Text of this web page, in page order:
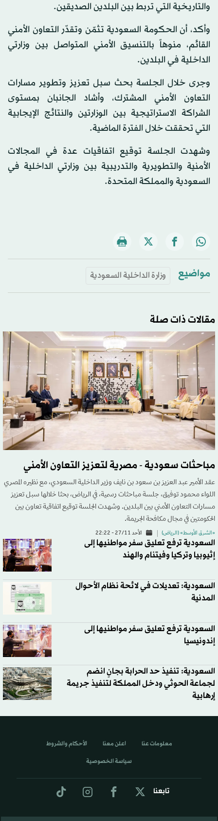
والتاريخية التي تربط بين البلدين الصديقين.
وأكد، أن الحكومة السعودية تثمّن وتقدّر التعاون الأمني
القائم، منوهاً بالتنسيق الأمني المتواصل بين وزارتي
الداخلية في البلدين.
وجرى خلال الجلسة بحث سبل تعزيز وتطوير مسارات
التعاون الأمني المشترك، وأشاد الجانبان بمستوى
الشراكة الاستراتيجية بين الوزارتين والنتائج الإيجابية
التي تحققت خلال الفترة الماضية.
وشهدت الجلسة توقيع اتفاقيات عدة في المجالات
الأمنية والتطويرية والتدريبية بين وزارتي الداخلية في
السعودية والمملكة المتحدة.
مواضيع وزارة الداخلية السعودية
مقالات ذات صلة
مباحثات سعودية - مصرية لتعزيز التعاون الأمني
عقد الأمير عبد العزيز بن سعود بن نايف وزير الداخلية السعودي، مع نظيره المصري
اللواء محمود توفيق، جلسة مباحثات رسمية، في الرياض، بحثا خلالها سبل تعزيز
مسارات التعاون الأمني بين البلدين. وشهدت الجلسة توقيع اتفاقية تعاون بين
الحكومتين في مجال مكافحة الجريمة.
«الشرق الأوسط» (الرياض) الأحد 27/11 - 22:22
السعودية ترفع تعليق سفر مواطنيها إلى
إثيوبيا وتركيا وفيتنام والهند
السعودية: تعديلات في لائحة نظام الأحوال
المدنية
السعودية ترفع تعليق سفر مواطنيها إلى
إندونيسيا
السعودية: تنفيذ حد الحرابة بجانٍ انضم
لجماعة الحوثي ودخل المملكة لتنفيذ جريمة
إرهابية
تابعنا
معلومات عنا اعلن معنا الأحكام والشروط
سياسة الخصوصية